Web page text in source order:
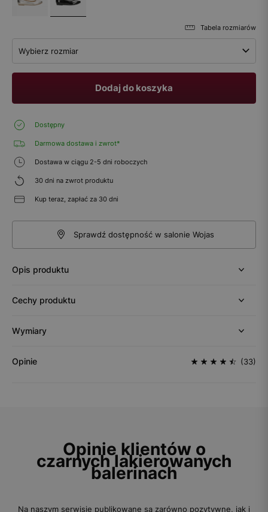
Tabela rozmiarów
Wybierz rozmiar
Dodaj do koszyka
Dostępny
Darmowa dostawa i zwrot*
Dostawa w ciągu 2-5 dni roboczych
30 dni na zwrot produktu
Kup teraz, zapłać za 30 dni
Sprawdź dostępność w salonie Wojas
Opis produktu
Cechy produktu
Wymiary
Opinie (33)
Opinie klientów o
czarnych lakierowanych
balerinach
Na naszym serwisie publikowane są zarówno pozytywne, jak i